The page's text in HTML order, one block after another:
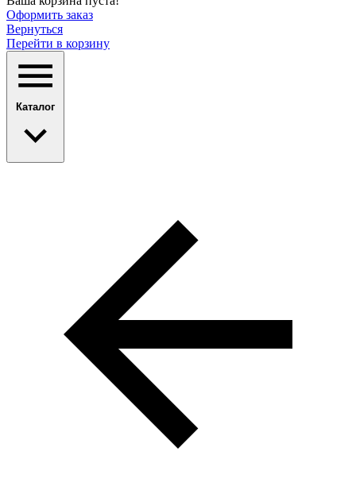
Оформить заказ
Вернуться
Перейти в корзину
Каталог